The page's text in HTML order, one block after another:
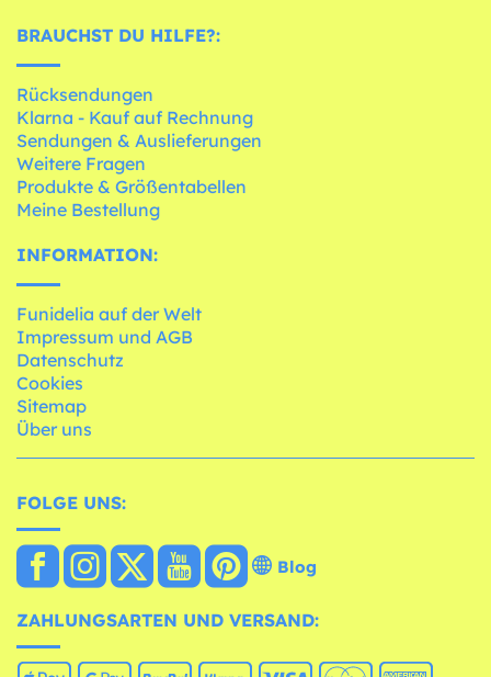
BRAUCHST DU HILFE?:
Rücksendungen
Klarna - Kauf auf Rechnung
Sendungen & Auslieferungen
Weitere Fragen
Produkte & Größentabellen
Meine Bestellung
INFORMATION:
Funidelia auf der Welt
Impressum und AGB
Datenschutz
Cookies
Sitemap
Über uns
FOLGE UNS:
Blog
ZAHLUNGSARTEN UND VERSAND: